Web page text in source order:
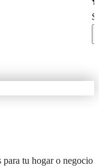
$
para tu hogar o negocio